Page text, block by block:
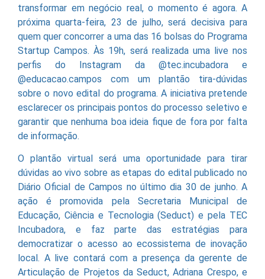
transformar em negócio real, o momento é agora. A
próxima quarta-feira, 23 de julho, será decisiva para
quem quer concorrer a uma das 16 bolsas do Programa
Startup Campos. Às 19h, será realizada uma live nos
perfis do Instagram da @tec.incubadora e
@educacao.campos com um plantão tira-dúvidas
sobre o novo edital do programa. A iniciativa pretende
esclarecer os principais pontos do processo seletivo e
garantir que nenhuma boa ideia fique de fora por falta
de informação.
O plantão virtual será uma oportunidade para tirar
dúvidas ao vivo sobre as etapas do edital publicado no
Diário Oficial de Campos no último dia 30 de junho. A
ação é promovida pela Secretaria Municipal de
Educação, Ciência e Tecnologia (Seduct) e pela TEC
Incubadora, e faz parte das estratégias para
democratizar o acesso ao ecossistema de inovação
local. A live contará com a presença da gerente de
Articulação de Projetos da Seduct, Adriana Crespo, e